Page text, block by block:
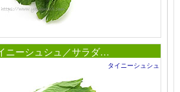
ニーシュシュ／サラダ…
タイニーシュシュ